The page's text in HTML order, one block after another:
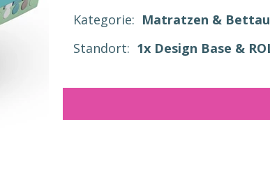
Kategorie: Matratzen &
Standort: 1x Design Base &